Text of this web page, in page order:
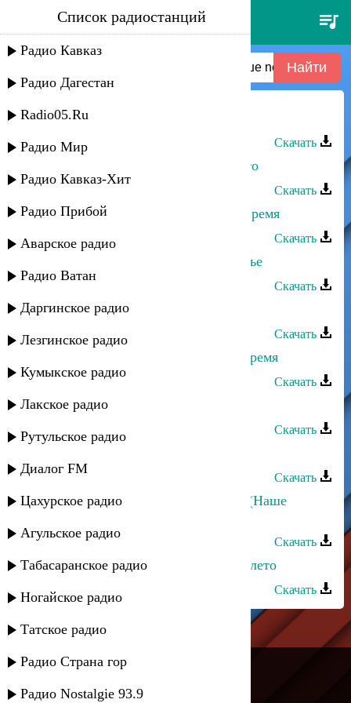
(n) отель дипломат спб -
промокод наше new !!! aug 25
Список радиостанций
Радио Кавказ
Радио Дагестан
Radio05.Ru
Радио Мир
Радио Кавказ-Хит
Радио Прибой
Аварское радио
Радио Ватан
Даргинское радио
Лезгинское радио
Кумыкское радио
Лакское радио
Рутульское радио
Диалог FM
Цахурское радио
Агульское радио
Табасаранское радио
Ногайское радио
Татское радио
Радио Страна гор
Радио Nostalgie 93.9
Эме Эмеев - Наше счастье
Скачать
Абусуфиян Тагиров - Где наше лето
Скачать
Джамиля Джамалодинова - Наше время
Скачать
Марат Гаджимурзаев - Наше счастье
Скачать
Руслан Атаев - Наше счастье
Скачать
Магомедтамир Синдиков - Наше время
Скачать
X-92 - Наше направление
Скачать
Скачать
Ислам & Карина Киш - Ди нэсып (Наше
Скачать
Tural Everest, Fariz Fortuna - Наше лето
Скачать
---
Русское радио